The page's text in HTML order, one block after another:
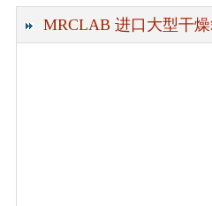
MRCLAB 进口大型干